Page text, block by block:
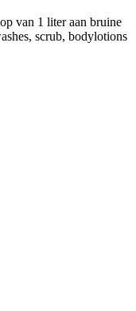
van 1 liter aan bruine
scrub, bodylotions